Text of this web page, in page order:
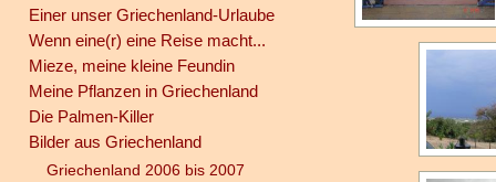
Einer unser Griechenland-Urlaube
Wenn eine(r) eine Reise macht...
Mieze, meine kleine Feundin
Meine Pflanzen in Griechenland
Die Palmen-Killer
Bilder aus Griechenland
Griechenland 2006 bis 2007